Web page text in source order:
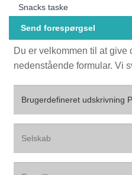
Snacks taske
Send forespørgsel
Du er velkommen til at give
nedenstående formular. Vi